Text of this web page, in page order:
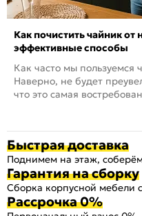
Как почистить чайник от
эффективные способы
Как часто мы пользуемся
Наверно, не будет
что это самая
Быстрая доставка
Поднимем на этаж,
Гарантия на сборку
Сборка корпусной мебели
Рассрочка 0%